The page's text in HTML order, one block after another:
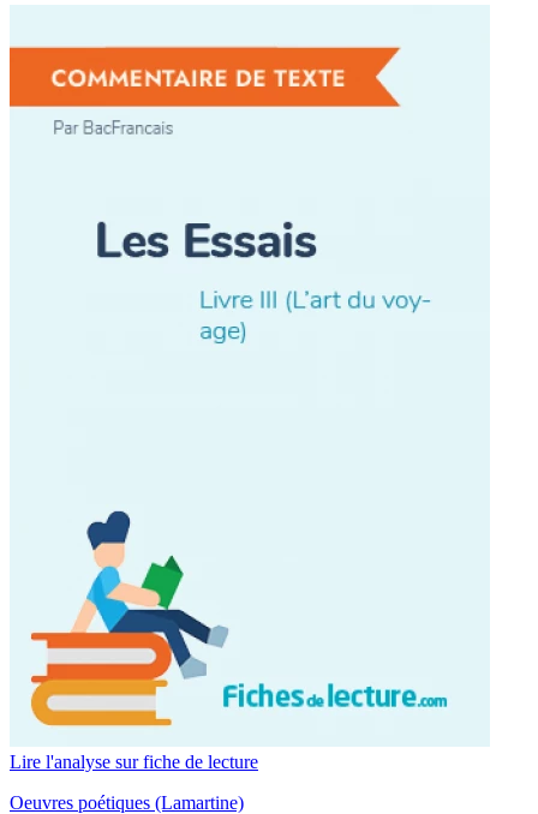
Lire l'analyse sur fiche de lecture
Oeuvres poétiques (Lamartine)